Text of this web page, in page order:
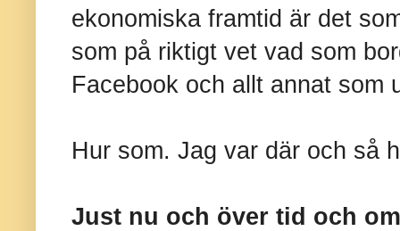
ekonomiska framtid är det
som på riktigt vet vad som
Facebook och allt annat som
Hur som. Jag var där och så
Just nu och över tid och